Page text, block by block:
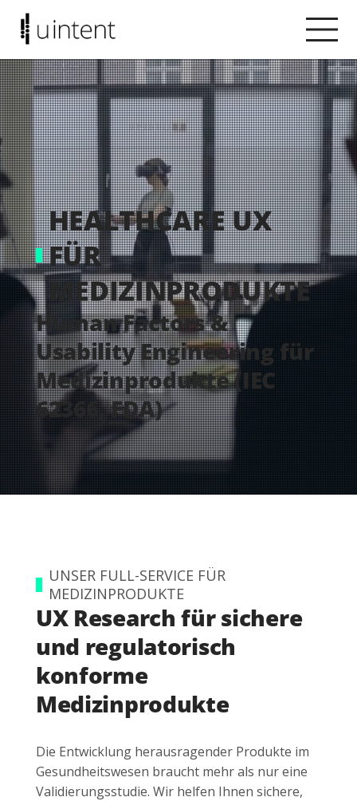
HEALTHCARE UX
FÜR
MEDIZINPRODUKTE
Human Factors &
Usability Engineering für
Medizinprodukte (IEC
62366, FDA)
UNSER FULL-SERVICE FÜR
MEDIZINPRODUKTE
UX Research für sichere
und regulatorisch
konforme
Medizinprodukte
Die Entwicklung herausragender Produkte im
Gesundheitswesen braucht mehr als nur eine
Validierungsstudie. Wir helfen Ihnen sichere,